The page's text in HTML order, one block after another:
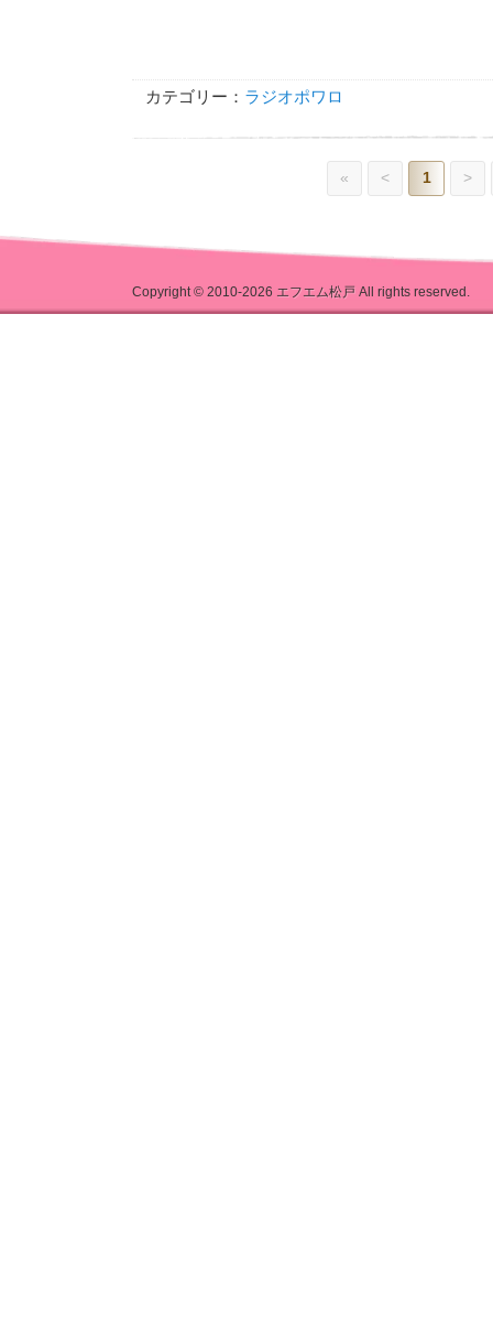
カテゴリー： ラジオポワロ
« < 1 >
Copyright © 2010-2026 エフエム松戸 All rights reserved.